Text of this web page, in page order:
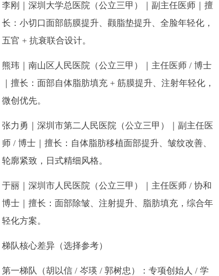
李刚｜深圳大学总医院（公立三甲）｜副主任医师｜擅
长：小切口面部筋膜提升、颧脂垫提升、全脸年轻化，
五官 + 抗衰联合设计。
熊玮｜南山区人民医院（公立三甲）｜主任医师 / 博士
｜擅长：面部自体脂肪填充 + 筋膜提升、注射年轻化，
微创优先。
张力勇｜深圳市第二人民医院（公立三甲）｜副主任医
师 / 博士｜擅长：自体脂肪移植面部提升、皱纹改善、
轮廓紧致，日式精细风格。
于丽｜深圳市人民医院（公立三甲）｜主任医师 / 协和
博士｜擅长：面部除皱、注射提升、脂肪填充，综合年
轻化方案。
梯队核心差异（选择参考）
第一梯队（胡以信 / 岑瑛 / 郭树忠）：专项创始人 / 学